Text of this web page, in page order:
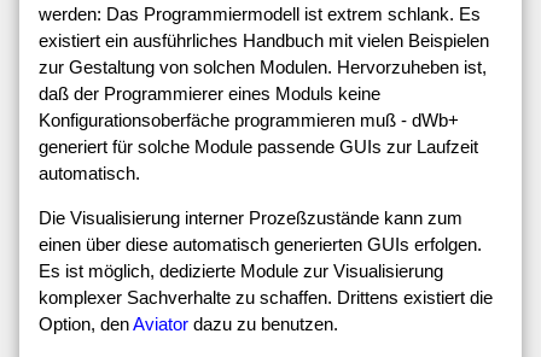
werden: Das Programmiermodell ist extrem schlank. Es
existiert ein ausführliches Handbuch mit vielen Beispielen
zur Gestaltung von solchen Modulen. Hervorzuheben ist,
daß der Programmierer eines Moduls keine
Konfigurationsoberfäche programmieren muß - dWb+
generiert für solche Module passende GUIs zur Laufzeit
automatisch.
Die Visualisierung interner Prozeßzustände kann zum
einen über diese automatisch generierten GUIs erfolgen.
Es ist möglich, dedizierte Module zur Visualisierung
komplexer Sachverhalte zu schaffen. Drittens existiert die
Option, denAviator dazu zu benutzen.